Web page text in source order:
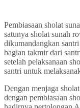
Pembiasaan sholat
satunya sholat sunah
dikumandangkan
bagian takmir dari
setelah pelaksanaan
santri untuk
Dengan menjaga
dengan pembiasaan